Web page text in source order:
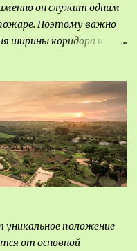
он служит одним
пожаре. Поэтому важно
ширины коридора и
положение
от основной